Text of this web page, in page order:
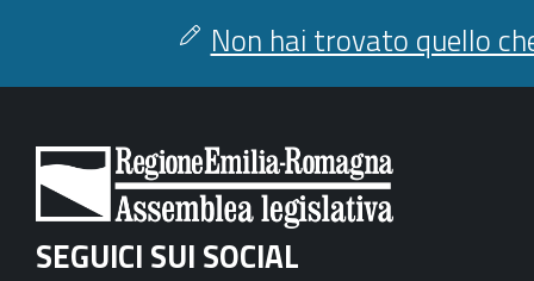
Non hai trovato quello
SEGUICI SUI SOCIAL